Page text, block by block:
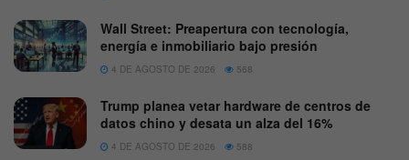
Wall Street: Preapertura con tecnología,
energía e inmobiliario bajo presión
4 DE AGOSTO DE 2026 568
Trump planea vetar hardware de centros de
datos chino y desata un alza del 16%
4 DE AGOSTO DE 2026 588